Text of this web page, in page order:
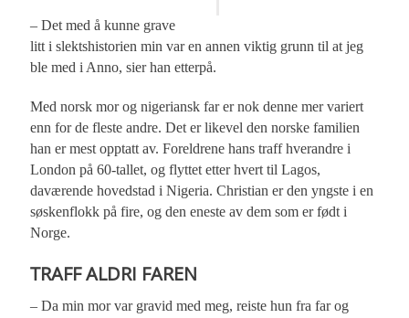
– Det med å kunne grave
litt i slektshistorien min var en annen viktig grunn til at jeg
ble med i Anno, sier han etterpå.
Med norsk mor og nigeriansk far er nok denne mer variert
enn for de fleste andre. Det er likevel den norske familien
han er mest opptatt av. Foreldrene hans traff hverandre i
London på 60-tallet, og flyttet etter hvert til Lagos,
daværende hovedstad i Nigeria. Christian er den yngste i en
søskenflokk på fire, og den eneste av dem som er født i
Norge.
TRAFF ALDRI FAREN
– Da min mor var gravid med meg, reiste hun fra far og